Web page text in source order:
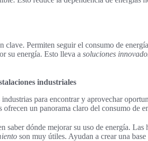
clave. Permiten seguir el consumo de
su energía. Esto lleva a soluciones
industriales
para encontrar y aprovechar
un panorama claro del consumo de
saber dónde mejorar su uso de energía. Las
son muy útiles. Ayudan a crear una